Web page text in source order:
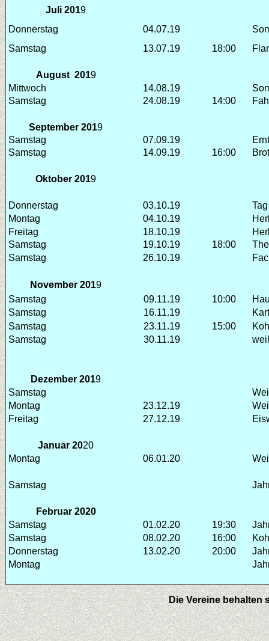
Juli 2019
Donnerstag
04.07.19
Samstag
13.07.19 18:00
August 2019
Mittwoch
14.08.19
Samstag
24.08.19 14:00
September 2019
Samstag
07.09.19
Samstag
14.09.19 16:00
Oktober 2019
Donnerstag 03.10.19
Montag
04.10.19
Freitag
18.10.19
Samstag
19.10.19 18:00
Samstag
26.10.19
November 2019
Samstag
09.11.19 10:00
Samstag
16.11.19
Samstag
23.11.19 15:00
Samstag
30.11.19
Dezember 2019
Samstag
Montag
23.12.19
Freitag
27.12.19
Januar 2020
Montag
06.01.20
Samstag
Februar 2020
Samstag
01.02.20 19:30
Samstag
08.02.20 16:00
Donnerstag
13.02.20 20:00
Montag
Die Vereine behalten